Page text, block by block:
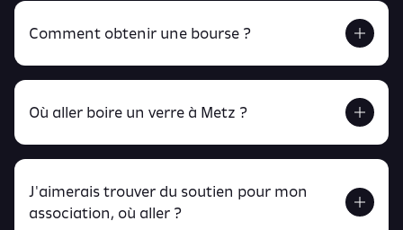
Retrouve tout ça en cliquant ici !
Comment obtenir une bourse ?
Retrouve toutes ces infos ici.
Où aller boire un verre à Metz ?
peux
J'aimerais trouver du soutien pour mon
association, où aller ?